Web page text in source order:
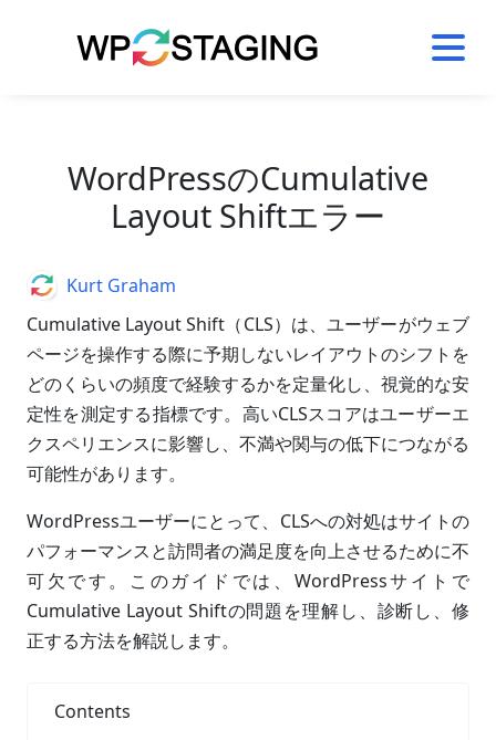
WordPressのCumulative
Layout Shiftエラー
Cumulative Layout Shift（CLS）は、ユーザーがウェブ
ページを操作する際に予期しないレイアウトのシフトを
どのくらいの頻度で経験するかを定量化し、視覚的な安
定性を測定する指標です。高いCLSスコアはユーザーエ
クスペリエンスに影響し、不満や関与の低下につながる
可能性があります。
WordPressユーザーにとって、CLSへの対処はサイトの
パフォーマンスと訪問者の満足度を向上させるために不
可欠です。このガイドでは、WordPressサイトで
Cumulative Layout Shiftの問題を理解し、診断し、修
正する方法を解説します。
Contents
AuthorKurt Graham